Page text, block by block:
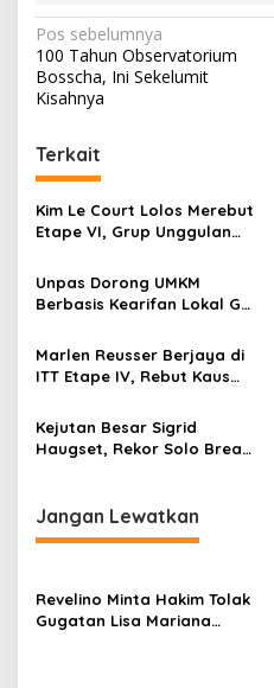
N
a
v
i
g
a
s
i
p
s
Pos sebelumnya
100 Tahun Observatorium
Bosscha, Ini Sekelumit
Kisahnya
Terkait
Kim Le Court Lolos Merebut
Etape VI, Grup Unggulan
Penentu Juara
Unpas Dorong UMKM
Berbasis Kearifan Lokal Go
Ekonomi Desa
Marlen Reusser Berjaya di
ITT Etape IV, Rebut Kaus
Kejutan Besar Sigrid
Haugset, Rekor Solo Break
Jangan Lewatkan
Revelino Minta Hakim Tolak
Gugatan Lisa Mariana